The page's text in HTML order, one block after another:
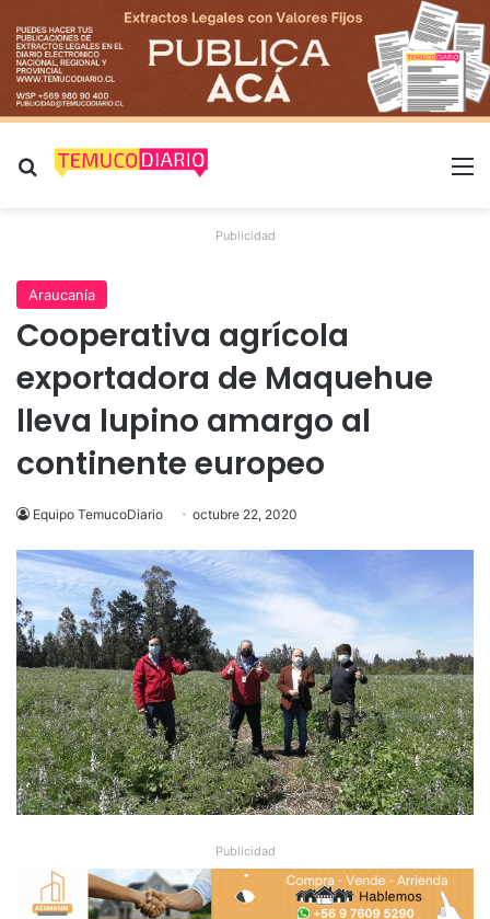
Buscar por
Publicidad
Araucanía
Cooperativa agrícola
exportadora de Maquehue
lleva lupino amargo al
continente europeo
Equipo TemucoDiario octubre 22, 2020
Publicidad